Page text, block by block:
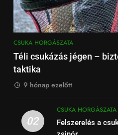
CSUKA HORGÁSZATA
Téli csukázás jégen –
taktika
9 hónap ezelőtt
02
CSUKA HORGÁSZATA
Felszerelés a